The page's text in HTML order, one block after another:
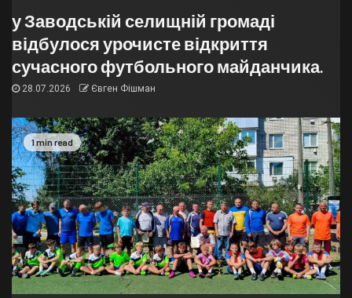
у Заводській селищній громаді
відбулося урочисте відкриття
сучасного футбольного майданчика.
28.07.2026 Євген Фішман
1 min read